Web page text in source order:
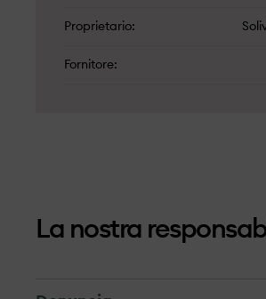
Proprietario
Fornitore
La nostra